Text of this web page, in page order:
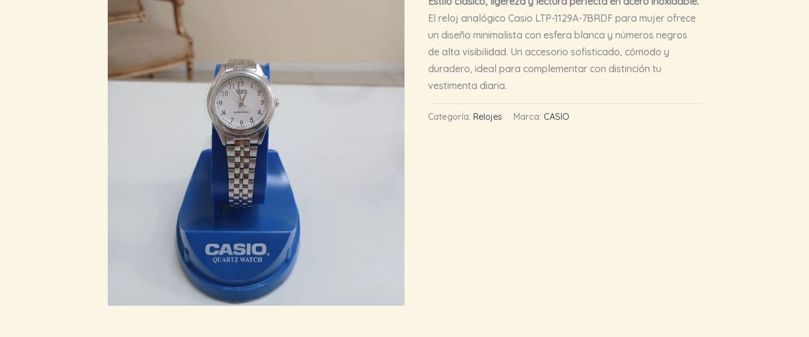
El reloj analógico Casio LTP-1129A-7BRDF para mujer ofrece
un diseño minimalista con esfera blanca y números negros
de alta visibilidad. Un accesorio sofisticado, cómodo y
duradero, ideal para complementar con distinción tu
vestimenta diaria.
Categoría: Relojes Marca: CASIO